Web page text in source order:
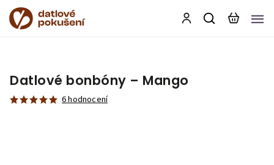
Datlové bonbóny – Mango
6 hodnocení